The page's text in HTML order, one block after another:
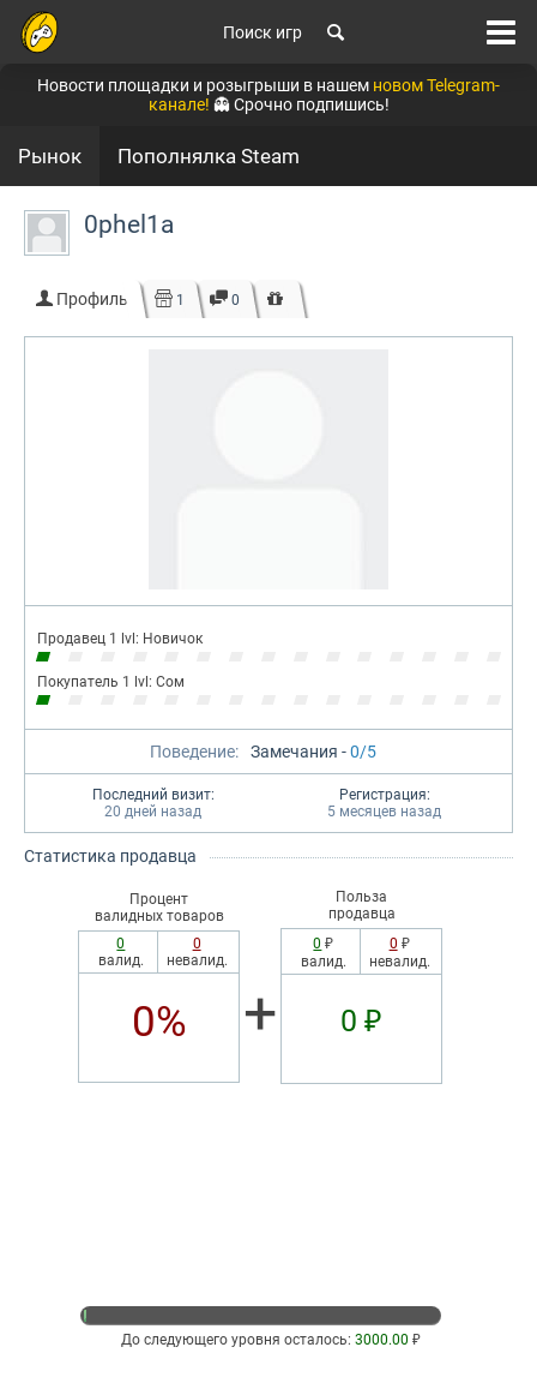
Поиск игр
Новости площадки и розыгрыши в нашем новом Telegram-
канале! 👻 Срочно подпишись!
Рынок Пополнялка Steam
0phel1a
Профиль 1 0
Продавец 1 lvl: Новичок
Покупатель 1 lvl: Сом
Поведение: Замечания -0/5
Последний визит:
20 дней назад
Регистрация:
5 месяцев назад
Статистика продавца
Процент
валидных товаров
0
валид.
0
невалид.
0% +
Польза
продавца
0 ₽
валид.
0 ₽
невалид.
0 ₽
До следующего уровня осталось: 3000.00 ₽